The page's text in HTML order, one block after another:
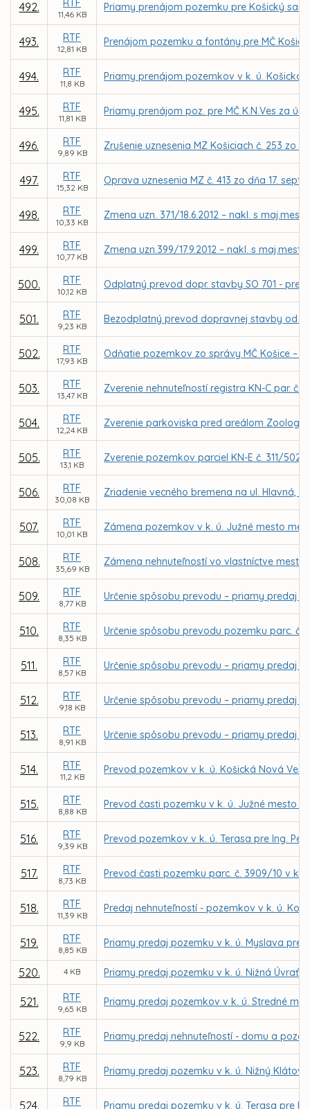
492. RTF
11,46 KB
Priamy prenájom pozemku pre Košický
493. RTF
12,81 KB
Prenájom pozemku a fontány pre MČ
494. RTF
11,8 KB
Priamy prenájom pozemkov v k. ú. Košická
495. RTF
11,81 KB
Priamy prenájom poz. pre MČ K.N.Ves za
496. RTF
9,89 KB
Zrušenie uznesenia MZ Košiciach č. 253 zo
497. RTF
15,32 KB
Oprava uznesenia MZ č. 413 zo dňa 17.
498. RTF
10,33 KB
Zmena uzn. 371/18.6.2012 – nakl. s
499. RTF
10,77 KB
Zmena uzn.399/17.9.2012 – nakl. s
500. RTF
10,12 KB
Odplatný prevod dopr. stavby SO 701 -
501. RTF
9,23 KB
Bezodplatný prevod dopravnej stavby od
502. RTF
17,93 KB
Odňatie pozemkov zo správy MČ Košice –
503. RTF
13,47 KB
Zverenie nehnuteľností registra KN-C par. č.
504. RTF
12,24 KB
Zverenie parkoviska pred areálom
505. RTF
13,1 KB
Zverenie pozemkov parciel KN-E č. 311/
506. RTF
30,08 KB
Zriadenie vecného bremena na ul. Hlavná,
507. RTF
10,01 KB
Zámena pozemkov v k. ú. Južné mesto
508. RTF
35,69 KB
Zámena nehnuteľností vo vlastníctve mesta
509. RTF
8,77 KB
Určenie spôsobu prevodu – priamy predaj
510. RTF
8,35 KB
Určenie spôsobu prevodu pozemku parc. č.
511. RTF
8,57 KB
Určenie spôsobu prevodu – priamy predaj
512. RTF
9,18 KB
Určenie spôsobu prevodu – priamy predaj
513. RTF
8,91 KB
Určenie spôsobu prevodu – priamy predaj
514. RTF
11,2 KB
Prevod pozemkov v k. ú. Košická Nová
515. RTF
8,88 KB
Prevod časti pozemku v k. ú. Južné mesto
516. RTF
9,39 KB
Prevod pozemkov v k. ú. Terasa pre Ing.
517. RTF
8,73 KB
Prevod časti pozemku parc. č. 3909/10 v k.
518. RTF
11,39 KB
Predaj nehnuteľností - pozemkov v k. ú.
519. RTF
8,85 KB
Priamy predaj pozemku v k. ú. Myslava pre
520. 4 KB Priamy predaj pozemku v k. ú. Nižná Úvrať
521. RTF
9,65 KB
Priamy predaj pozemkov v k. ú. Stredné
522. RTF
9,9 KB
Priamy predaj nehnuteľností - domu a
523. RTF
8,79 KB
Priamy predaj pozemku v k. ú. Nižný
524. RTF Priamy predaj pozemku v k. ú. Terasa pre